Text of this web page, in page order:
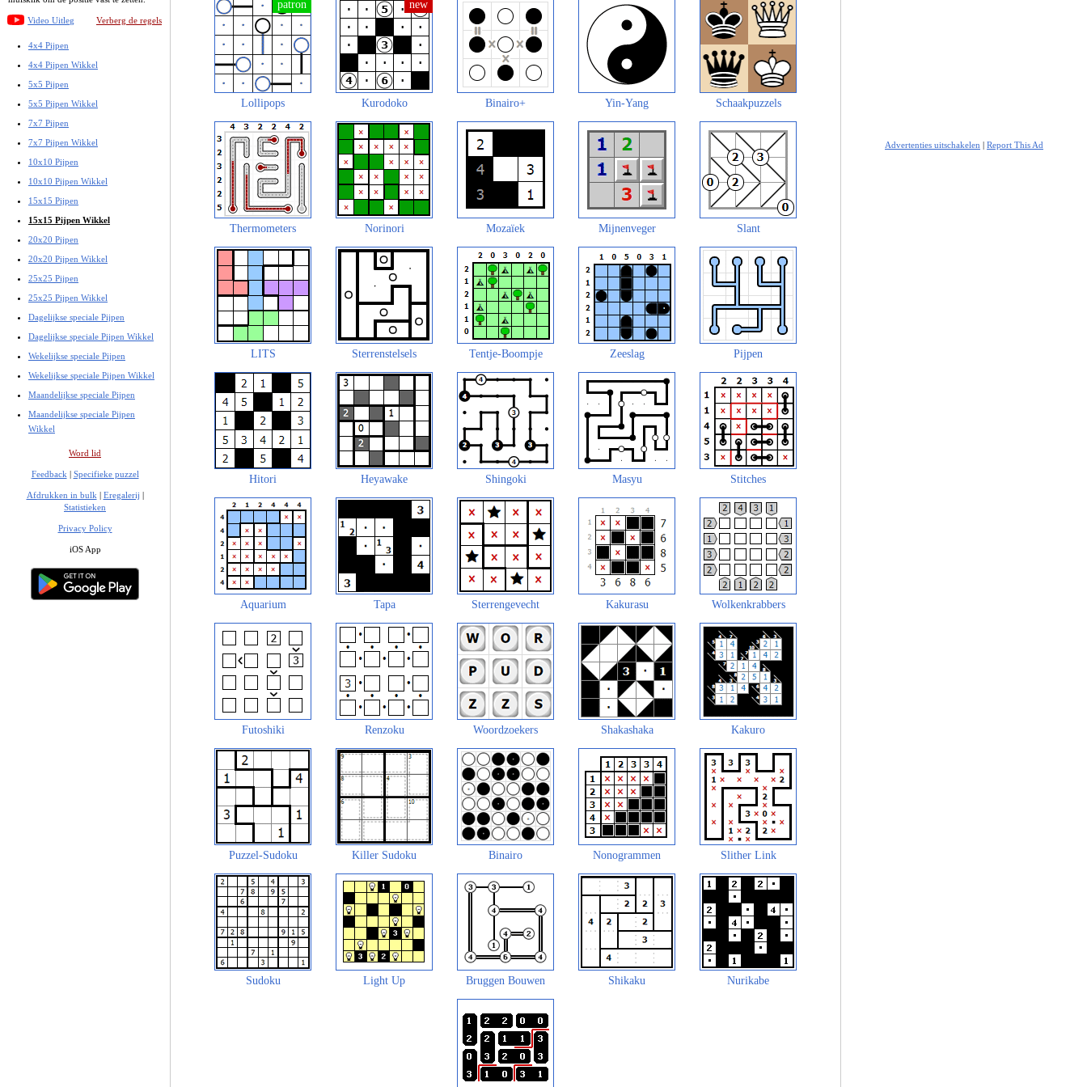
Video Uitleg Verberg de regels
4x4 Pijpen
4x4 Pijpen Wikkel
5x5 Pijpen
5x5 Pijpen Wikkel
7x7 Pijpen
7x7 Pijpen Wikkel
10x10 Pijpen
10x10 Pijpen Wikkel
15x15 Pijpen
15x15 Pijpen Wikkel
20x20 Pijpen
20x20 Pijpen Wikkel
25x25 Pijpen
25x25 Pijpen Wikkel
Dagelijkse speciale Pijpen
Dagelijkse speciale Pijpen Wikkel
Wekelijkse speciale Pijpen
Wekelijkse speciale Pijpen Wikkel
Maandelijkse speciale Pijpen
Maandelijkse speciale Pijpen
Wikkel
Word lid
Feedback | Specifieke puzzel
Afdrukken in bulk | Eregalerij |
Statistieken
Privacy Policy
iOS App
Lollipops Kurodoko Binairo+ Yin-Yang Schaakpuzzels
Thermometers Norinori Mozaïek Mijnenveger Slant
LITS Sterrenstelsels Tentje-Boompje Zeeslag Pijpen
Hitori Heyawake Shingoki Masyu Stitches
Aquarium Tapa Sterrengevecht Kakurasu Wolkenkrabbers
Futoshiki Renzoku Woordzoekers Shakashaka Kakuro
Puzzel-Sudoku Killer Sudoku Binairo Nonogrammen Slither Link
Sudoku Light Up Bruggen Bouwen Shikaku Nurikabe
Advertenties uitschakelen | Report This Ad